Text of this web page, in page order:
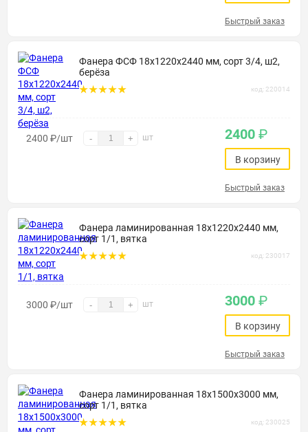
Быстрый заказ
Фанера ФСФ 18х1220х2440 мм, сорт 3/4, ш2,
берёза
код: 220014
2400 ₽/шт - + шт 2400 ₽
В корзину
Быстрый заказ
Фанера ламинированная 18х1220х2440 мм,
сорт 1/1, вятка
код: 230017
3000 ₽/шт - + шт 3000 ₽
В корзину
Быстрый заказ
Фанера ламинированная 18х1500х3000 мм,
сорт 1/1, вятка
код: 230025